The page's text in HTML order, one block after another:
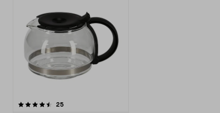
25recensioner